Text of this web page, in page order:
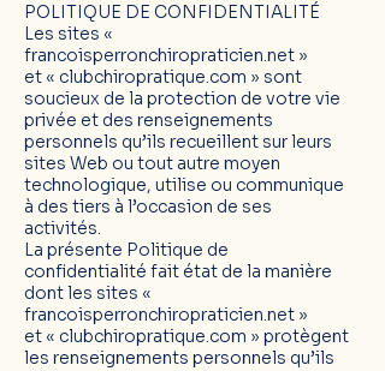
POLITIQUE DE CONFIDENTIALITÉ
Les sites «
francoisperronchiropraticien.net »
et « clubchiropratique.com » sont
soucieux de la protection de votre vie
privée et des renseignements
personnels qu’ils recueillent sur leurs
sites Web ou tout autre moyen
technologique, utilise ou communique
à des tiers à l’occasion de ses
activités.
La présente Politique de
confidentialité fait état de la manière
dont les sites «
francoisperronchiropraticien.net »
et « clubchiropratique.com » protègent
les renseignements personnels qu’ils